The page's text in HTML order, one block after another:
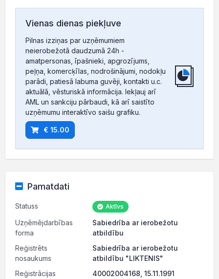
Vienas dienas piekļuve
Pilnas izziņas par uzņēmumiem
neierobežotā daudzumā 24h -
amatpersonas, īpašnieki, apgrozījums,
peļņa, komercķīlas, nodrošinājumi, nodokļu
parādi, patiesā labuma guvēji, kontakti u.c.
aktuālā, vēsturiskā informācija. Iekļauj arī
AML un sankciju pārbaudi, kā arī saistīto
uzņēmumu interaktīvo saišu grafiku.
€ 15.00
Pamatdati
Statuss Aktīvs
Uzņēmējdarbības
forma
Sabiedrība ar ierobežotu
atbildību
Reģistrēts
nosaukums
Sabiedrība ar ierobežotu
atbildību "LIKTENIS"
Reģistrācijas
40002004168, 15.11.1991